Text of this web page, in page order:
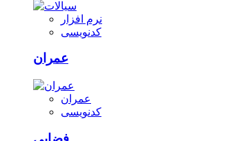
نرم افزار
کدنویسی
عمران
عمران
کدنویسی